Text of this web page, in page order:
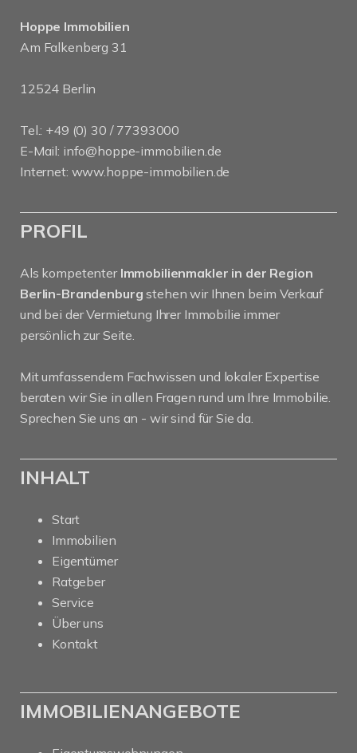
Hoppe Immobilien
Am Falkenberg 31
12524 Berlin
Tel.: +49 (0) 30 / 77393000
E-Mail: info@hoppe-immobilien.de
Internet: www.hoppe-immobilien.de
PROFIL
Als kompetenter Immobilienmakler in der Region
Berlin-Brandenburg stehen wir Ihnen beim Verkauf
und bei der Vermietung Ihrer Immobilie immer
persönlich zur Seite.
Mit umfassendem Fachwissen und lokaler Expertise
beraten wir Sie in allen Fragen rund um Ihre Immobilie.
Sprechen Sie uns an - wir sind für Sie da.
INHALT
Start
Immobilien
Eigentümer
Ratgeber
Service
Über uns
Kontakt
IMMOBILIENANGEBOTE